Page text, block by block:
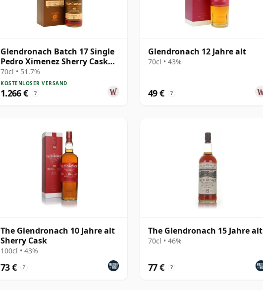
Glendronach Batch 17 Single
Pedro Ximenez Sherry Cask
#7905 1990 28 Jahre alt
70cl • 51.7%
KOSTENLOSER VERSAND
1.266 € ?
Glendronach 12 Jahre alt
70cl • 43%
49 € ?
The Glendronach 10 Jahre alt
Sherry Cask
100cl • 43%
73 € ?
The Glendronach 15 Jahre alt
70cl • 46%
77 € ?